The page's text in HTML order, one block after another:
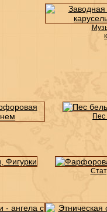
Пес